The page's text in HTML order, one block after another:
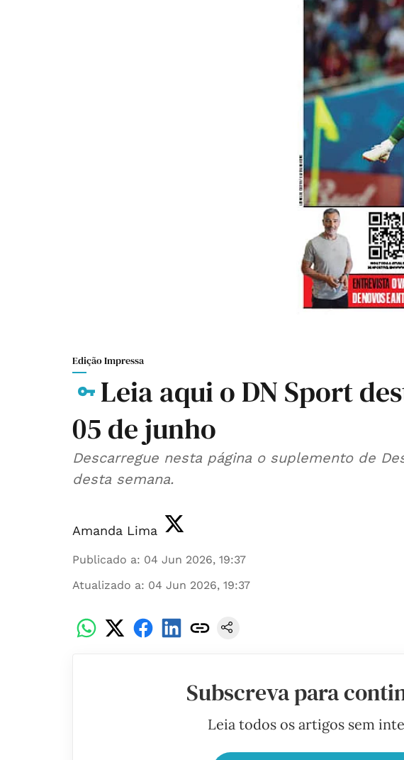
Edição Impressa
Leia aqui o DN Sport
05 de junho
Descarregue nesta página o suplemento de
desta semana.
Amanda Lima
Publicado a: 04 Jun 2026, 19:37
Atualizado a: 04 Jun 2026, 19:37
Subscreva para
Leia todos os artigos sem